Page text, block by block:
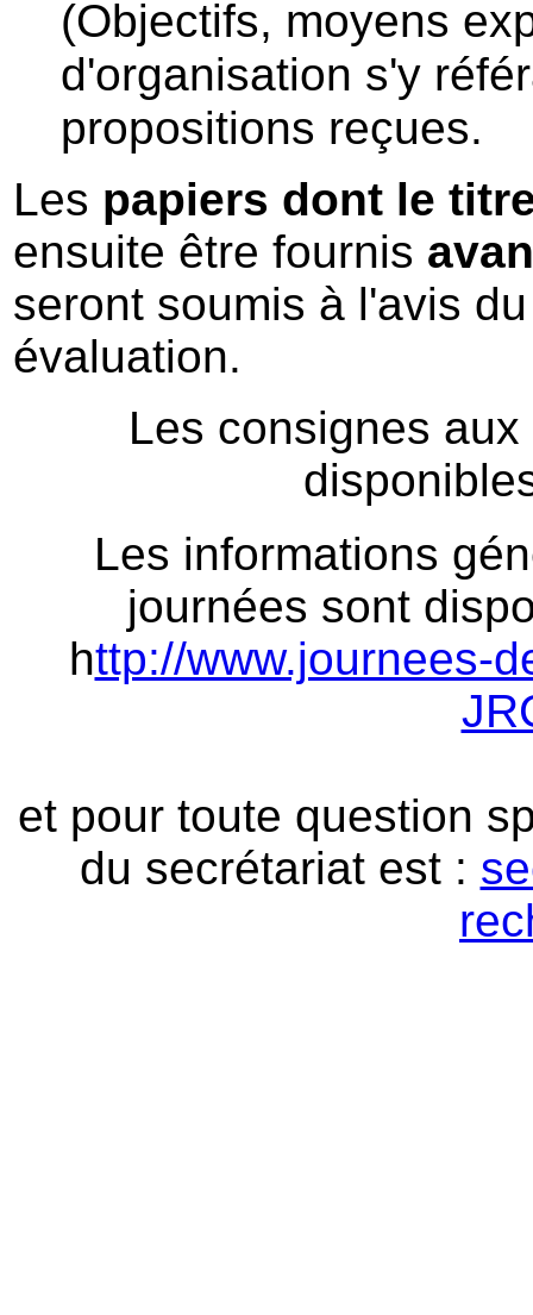
(Objectifs, moyens
d'organisation s'y
propositions reçues.
Les papiers dont le
ensuite être fournis
seront soumis à l'avis
évaluation.
Les consignes
Les informations
journées sont
http://www.journees-
et pour toute question
du secrétariat est :